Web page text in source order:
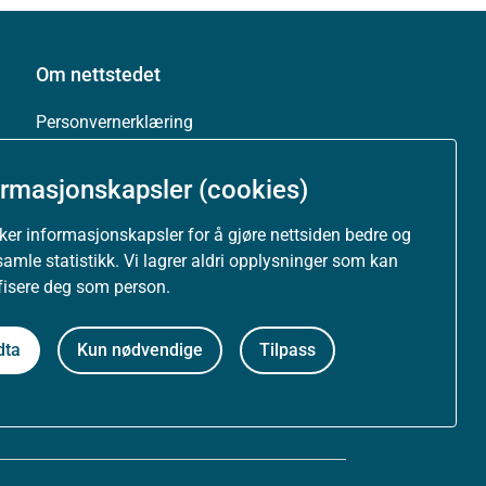
(cookies)
informasjonskapsler for å gjøre nettsiden bedre og
statistikk. Vi lagrer aldri opplysninger som kan
deg som person.
Kun nødvendige Tilpass
Om nettstedet
Personvernerklæring
Tilgjengelighetserklæring (uustatus.no)
Besøksstatistikk og informasjonskapsler
Nyhetsvarsel og abonnement
Åpne data (API)